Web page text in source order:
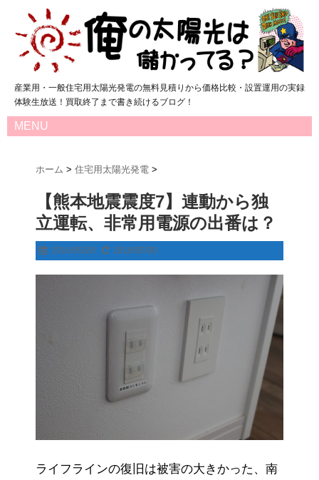
産業用・一般住宅用太陽光発電の無料見積りから価格比較・設置運用の実録
体験生放送！買取終了まで書き続けるブログ！
MENU
ホーム > 住宅用太陽光発電 >
【熊本地震震度7】連動から独
立運転、非常用電源の出番は？
2016/05/28 2016/05/30
ライフラインの復旧は被害の大きかった、南